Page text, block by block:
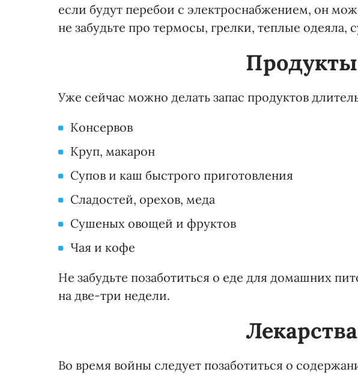
если будут перебои с электроснабжением, он
не забудьте про термосы, грелки, теплые одеяла,
Продукты
Уже сейчас можно делать запас продуктов
Консервов
Круп, макарон
Супов и каш быстрого приготовления
Сладостей, орехов, меда
Сушеных овощей и фруктов
Чая и кофе
Не забудьте позаботиться о еде для домашних
на две-три недели.
Лекарства
Во время войны следует позаботиться о